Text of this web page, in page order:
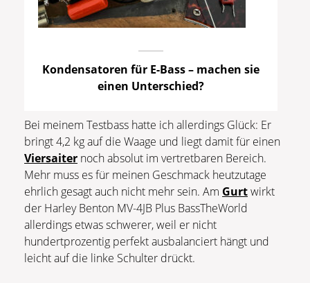
Kondensatoren für E-Bass – machen sie
einen Unterschied?
Bei meinem Testbass hatte ich allerdings Glück: Er
bringt 4,2 kg auf die Waage und liegt damit für einen
Viersaiter noch absolut im vertretbaren Bereich.
Mehr muss es für meinen Geschmack heutzutage
ehrlich gesagt auch nicht mehr sein. Am Gurtwirkt
der Harley Benton MV-4JB Plus BassTheWorld
allerdings etwas schwerer, weil er nicht
hundertprozentig perfekt ausbalanciert hängt und
leicht auf die linke Schulter drückt.